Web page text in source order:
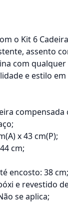
o Kit 6
assento
com
e estilo
x 43 cm(P);
cm;
encosto: 38 cm;
e revestido
se aplica;